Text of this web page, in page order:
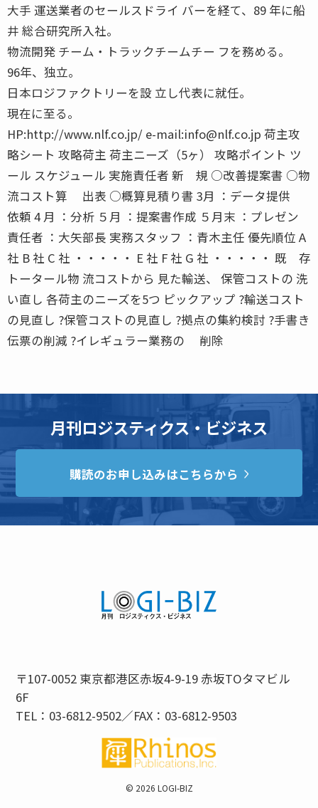
大手 運送業者のセールスドライ バーを経て、89 年に船
井 総合研究所入社。
物流開発 チーム・トラックチームチー フを務める。
96年、独立。
日本ロジファクトリーを設 立し代表に就任。
現在に至る。
HP:http://www.nlf.co.jp/ e-mail:info@nlf.co.jp 荷主攻
略シート 攻略荷主 荷主ニーズ（5ヶ） 攻略ポイント ツ
ール スケジュール 実施責任者 新 規 ○改善提案書 ○物
流コスト算 出表 ○概算見積り書 3月 ：データ提供
依頼 4 月 ：分析 ５月 ：提案書作成 ５月末 ：プレゼン
責任者 ：大矢部長 実務スタッフ ：青木主任 優先順位 A
社 B 社 C 社 ・・・・・ E 社 F 社 G 社 ・・・・・ 既 存
トータール物 流コストから 見た輸送、 保管コストの 洗
い直し 各荷主のニーズを5つ ピックアップ ?輸送コスト
の見直し ?保管コストの見直し ?拠点の集約検討 ?手書き
伝票の削減 ?イレギュラー業務の 削除
月刊ロジスティクス・ビジネス
購読のお申し込みはこちらから
〒107-0052 東京都港区赤坂4-9-19 赤坂TOタマビル
6F
TEL：03-6812-9502／FAX：03-6812-9503
© 2026 LOGI-BIZ